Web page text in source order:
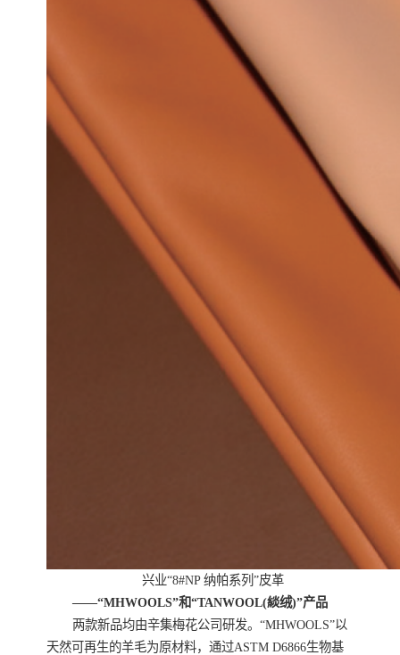
兴业“8#NP 纳帕系列”皮革
——“MHWOOLS”和“TANWOOL(緂绒)”产品
两款新品均由辛集梅花公司研发。“MHWOOLS”以
天然可再生的羊毛为原材料，通过ASTM D6866生物基